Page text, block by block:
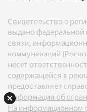
Свидетельство о
выдано федеральной
связи,
коммуникаций
несет
содержащейся в
предоставляет
Информация об
На информационном